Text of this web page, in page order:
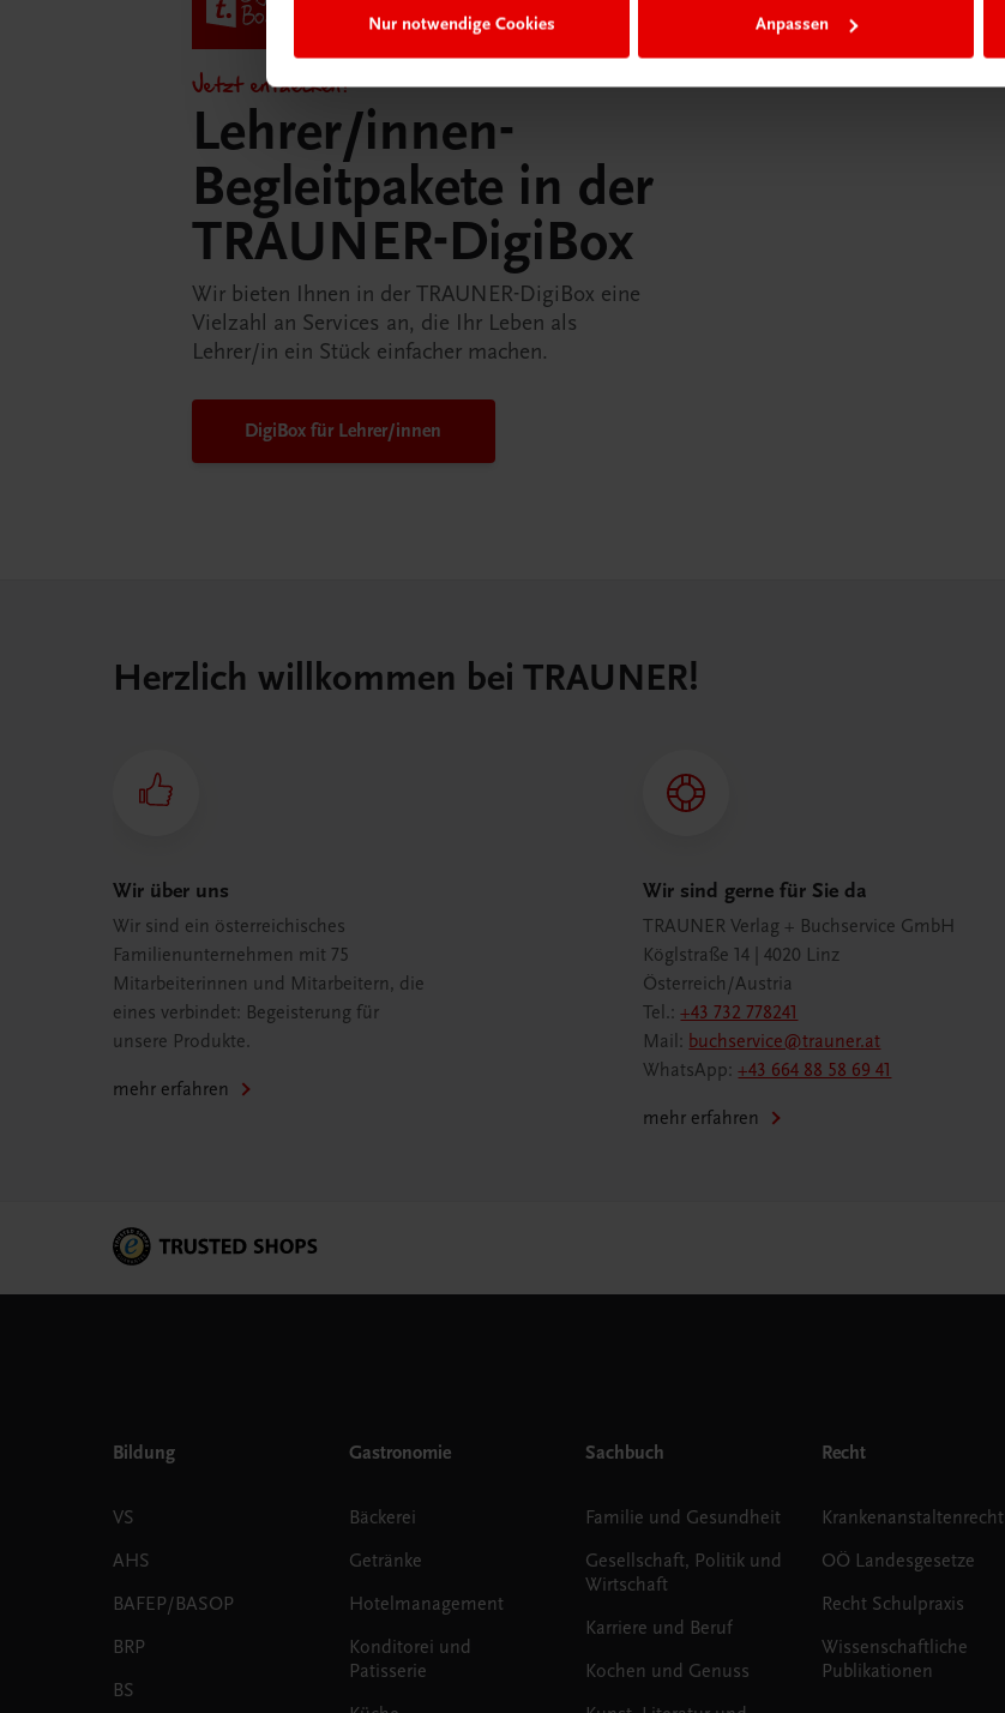
Nur notwendige Cookies Anpassen
Jetzt entdecken!
Lehrer/innen-
Begleitpakete in der
TRAUNER-DigiBox
Wir bieten Ihnen in der TRAUNER-DigiBox eine
Vielzahl an Services an, die Ihr Leben als
Lehrer/in ein Stück einfacher machen.
DigiBox für Lehrer/innen
Herzlich willkommen bei TRAUNER!
Wir über uns
Wir sind ein österreichisches
Familienunternehmen mit 75
Mitarbeiterinnen und Mitarbeitern, die
eines verbindet: Begeisterung für
unsere Produkte.
mehr erfahren
Wir sind gerne für Sie da
TRAUNER Verlag + Buchservice GmbH
Köglstraße 14 | 4020 Linz
Österreich/Austria
Tel.:+43 732 778241
Mail: buchservice@trauner.at
WhatsApp:+43 664 88 58 69 41
mehr erfahren
Bildung
VS
AHS
BAFEP/BASOP
BRP
BS
Gastronomie
Bäckerei
Getränke
Hotelmanagement
Konditorei und
Patisserie
Sachbuch
Familie und Gesundheit
Gesellschaft, Politik und
Wirtschaft
Karriere und Beruf
Kochen und Genuss
Recht
Krankenanstaltenrecht
OÖ Landesgesetze
Recht Schulpraxis
Wissenschaftliche
Publikationen